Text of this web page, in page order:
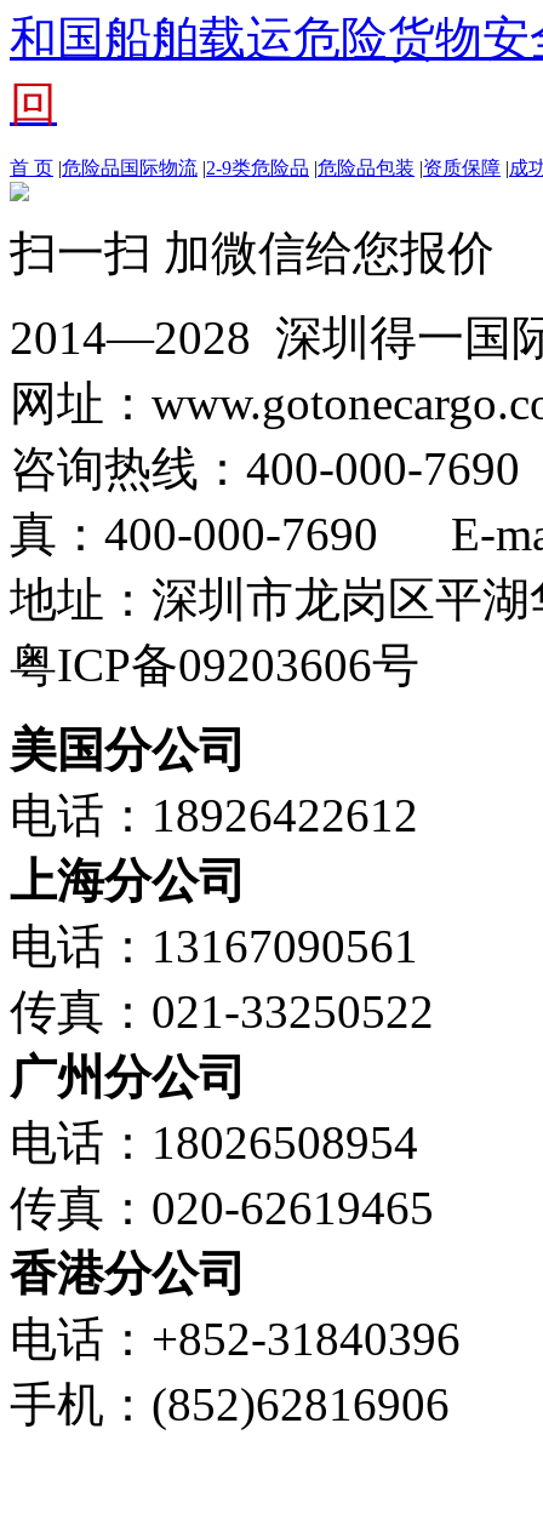
和国船舶载运危险货物
回
首 页 |危险品国际物流 |2-9类危险品 |危险品包装 |资质保障 |成
扫一扫 加微信给您报价
2014—2028 深圳得一国
网址：
咨询热线：400-000-
真：400-000-7690 E-
地址：深圳市龙岗区平
粤ICP备09203606号
美国分公司
电话：18926422612
上海分公司
电话：13167090561
传真：021-33250522
广州分公司
电话：18026508954
传真：020-62619465
香港分公司
电话：+852-31840396
手机：(852)62816906